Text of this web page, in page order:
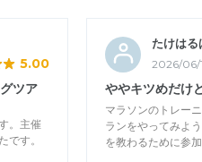
5.00
ツア
。主催
です。
たけはる
2026/06/
ややキツめだけ
マラソンのトレー
ランをやってみよ
を教わるために参